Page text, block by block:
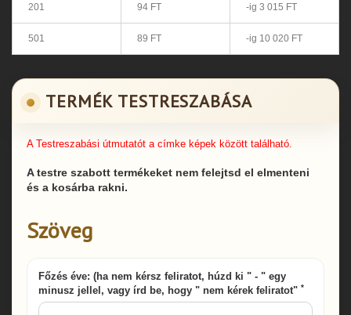
201 94 FT -ig 3 015 FT
501 89 FT -ig 10 020 FT
TERMÉK TESTRESZABÁSA
A Testreszabási útmutatót a címke képek között található.
A testre szabott termékeket nem felejtsd el elmenteni
és a kosárba rakni.
Szöveg
Főzés éve: (ha nem kérsz feliratot, húzd ki " - " egy
minusz jellel, vagy írd be, hogy " nem kérek feliratot" *